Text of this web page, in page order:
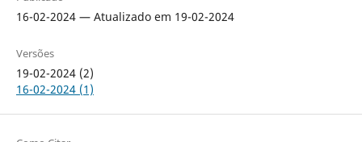
16-02-2024 — Atualizado em 19-02-2024
Versões
19-02-2024 (2)
16-02-2024 (1)